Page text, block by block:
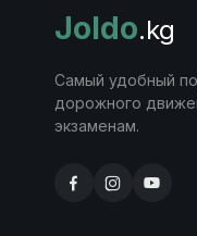
Joldo.kg
Самый удобный
дорожного
экзаменам.